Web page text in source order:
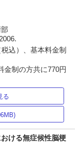
込）、基本料金制
金制の方共に770円
る
ける無症候性脳梗